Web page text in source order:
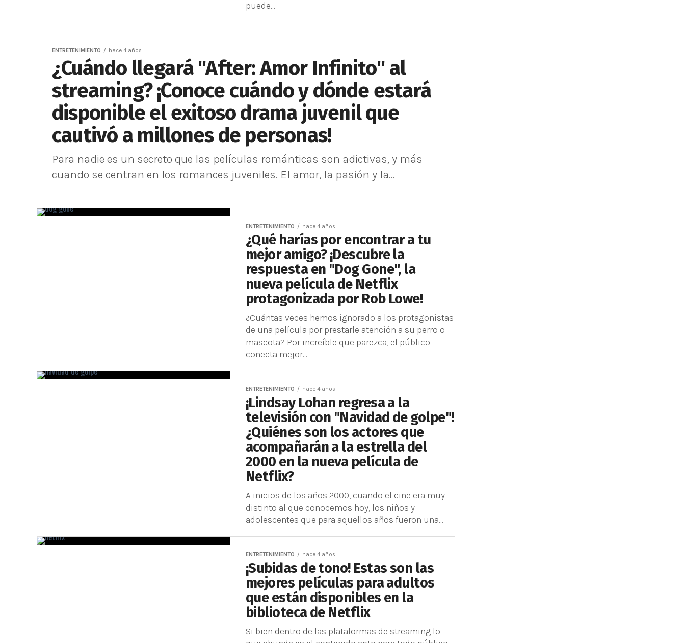
puede...
ENTRETENIMIENTO hace 4 años
¿Cuándo llegará "After: Amor Infinito" al
streaming? ¡Conoce cuándo y dónde estará
disponible el exitoso drama juvenil que
cautivó a millones de personas!
Para nadie es un secreto que las películas románticas son adictivas, y más
cuando se centran en los romances juveniles. El amor, la pasión y la...
ENTRETENIMIENTO hace 4 años
¿Qué harías por encontrar a tu
mejor amigo? ¡Descubre la
respuesta en "Dog Gone", la
nueva película de Netflix
protagonizada por Rob Lowe!
¿Cuántas veces hemos ignorado a los protagonistas
de una película por prestarle atención a su perro o
mascota? Por increíble que parezca, el público
conecta mejor...
ENTRETENIMIENTO hace 4 años
¡Lindsay Lohan regresa a la
televisión con "Navidad de golpe"!
¿Quiénes son los actores que
acompañarán a la estrella del
2000 en la nueva película de
Netflix?
A inicios de los años 2000, cuando el cine era muy
distinto al que conocemos hoy, los niños y
adolescentes que para aquellos años fueron una...
ENTRETENIMIENTO hace 4 años
¡Subidas de tono! Estas son las
mejores películas para adultos
que están disponibles en la
biblioteca de Netflix
Si bien dentro de las plataformas de streaming lo